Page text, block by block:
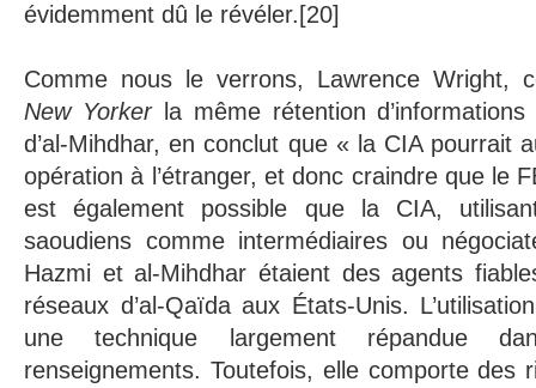
évidemment dû le révéler.[20]
Comme nous le verrons, Lawrence Wright,
New Yorkerla même rétention d’informations
d’al-Mihdhar, en conclut que « la CIA pourrait
opération à l’étranger, et donc craindre que le
est également possible que la CIA,
saoudiens comme intermédiaires ou
Hazmi et al-Mihdhar étaient des agents
réseaux d’al-Qaïda aux États-Unis.
une technique largement répandue
renseignements. Toutefois, elle comporte des